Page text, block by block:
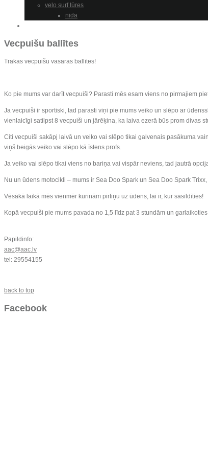
velo surf tūres
nida
Vecpuišu ballītes
Trakas vecpuišu vasaras ballītes!
Ko pie mums var darīt vecpuiši? Parasti mēs esam viens no pirmajiem
Ja vecpuiši ir sportiski, tad parasti viņi pie mums veiko un slēpo ar
vienlaicīgi satilpst 8 vecpuiši un jārēķina, ka laiva ezerā būs prom divas
Citi vecpuiši sakāpj laivā un veiko vai slēpo tikai galvenais pasākuma
viņš beigās veiko vai slēpo kā īstens profs.
Ja veiko vai slēpo tikai viens no bariņa vai vispār neviens, tad jautrā
Nu un ūdens motocikli – mums ir Sea Doo Spark un Sea Doo Spark
Vēsākā laikā mēs vienmēr kurinām pirtiņu uz ūdens, lai ir, kur sasildīties!
Kopā vecpuiši pie mums pavada no 1,5 līdz pat 3 stundām un
Papildinfo:
aac@aac.lv
tel: 29554155
back to top
Facebook